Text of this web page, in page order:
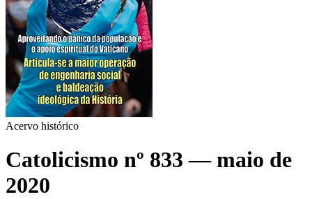
Acervo histórico
Catolicismo nº 833 — maio de
2020